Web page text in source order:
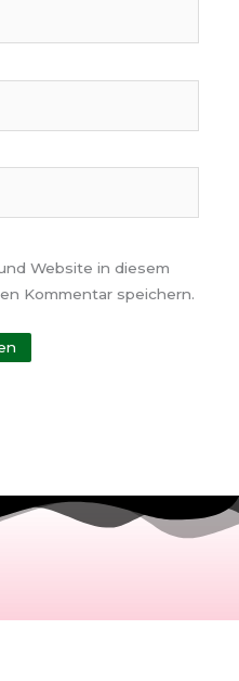
Website in diesem
Kommentar speichern.